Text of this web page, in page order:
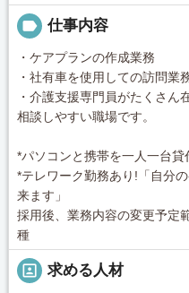
label 仕事内容
・ケアプランの作成業務
・社有車を使用しての訪問業
・介護支援専門員がたくさん
相談しやすい職場です。
*パソコンと携帯を一人一台貸
*テレワーク勤務あり!「自分
来ます」
採用後、業務内容の変更予定
種
portrait 求める人材